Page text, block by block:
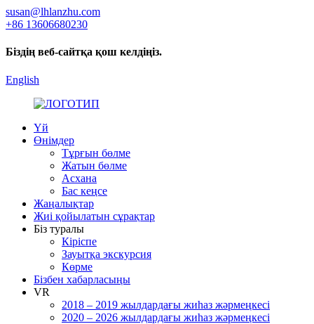
susan@lhlanzhu.com
+86 13606680230
Біздің веб-сайтқа қош келдіңіз.
English
Үй
Өнімдер
Тұрғын бөлме
Жатын бөлме
Асхана
Бас кеңсе
Жаңалықтар
Жиі қойылатын сұрақтар
Біз туралы
Кіріспе
Зауытқа экскурсия
Көрме
Бізбен хабарласыңы
VR
2018 – 2019 жылдардағы жиһаз жәрмеңкесі
2020 – 2026 жылдардағы жиһаз жәрмеңкесі